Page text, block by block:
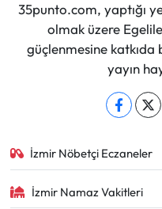
35punto.com, yaptığı
olmak üzere
güçlenmesine katkıda
yayın
İzmir Nöbetçi Eczaneler
İzmir Namaz Vakitleri